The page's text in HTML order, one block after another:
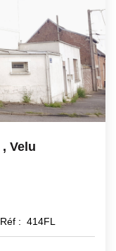
, Velu
Réf : 414FL